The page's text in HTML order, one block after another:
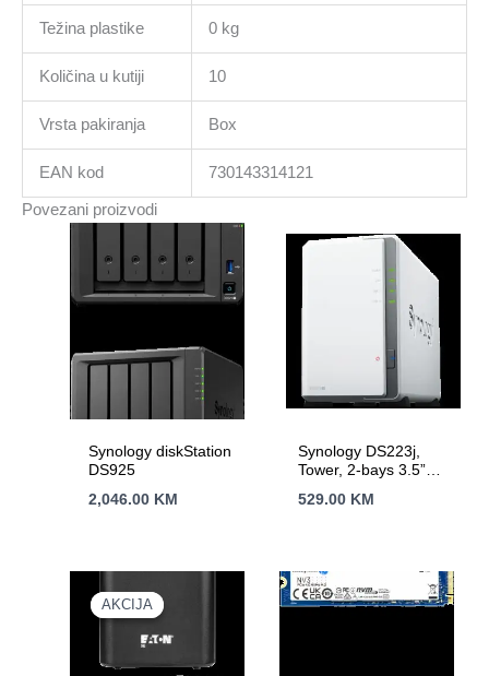
Težina plastike 0 kg
Količina u kutiji 10
Vrsta pakiranja Box
EAN kod 730143314121
Povezani proizvodi
Synology diskStation
DS925
2,046.00 KM
Synology DS223j,
Tower, 2-bays 3.5”
4-core 1.7 GHz; 1 GB
Gen1; ; 0.88 kg; 2yr
warranty
529.00 KM
AKCIJA
AKCIJA